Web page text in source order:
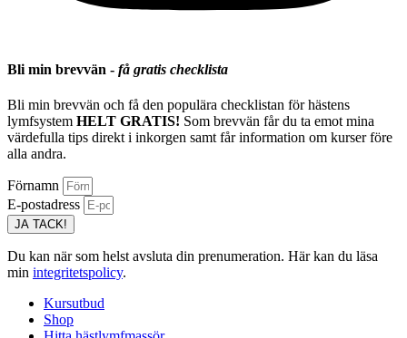
Bli min brevvän - få gratis checklista
Bli min brevvän och få den populära checklistan för hästens
lymfsystem HELT GRATIS! Som brevvän får du ta emot mina
värdefulla tips direkt i inkorgen samt får information om kurser före
alla andra.
Förnamn
E-postadress
JA TACK!
Du kan när som helst avsluta din prenumeration. Här kan du läsa
min integritetspolicy.
Kursutbud
Shop